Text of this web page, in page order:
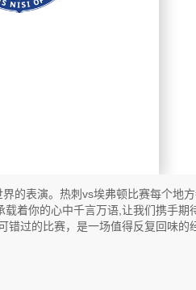
的表演。热刺vs埃弗顿比赛每个地
着你的心中千言万语,让我们携手期
过的比赛，是一场值得反复回味的